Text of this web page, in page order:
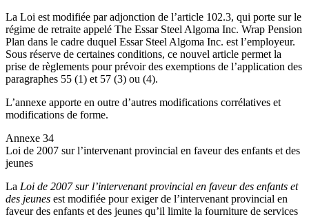
La Loi est modifiée par adjonction de l’article 102.3, qui porte sur le
régime de retraite appelé The Essar Steel Algoma Inc. Wrap Pension
Plan dans le cadre duquel Essar Steel Algoma Inc. est l’employeur.
Sous réserve de certaines conditions, ce nouvel article permet la
prise de règlements pour prévoir des exemptions de l’application des
paragraphes 55 (1) et 57 (3) ou (4).
L’annexe apporte en outre d’autres modifications corrélatives et
modifications de forme.
Annexe 34
Loi de 2007 sur l’intervenant provincial en faveur des enfants et des
jeunes
La Loi de 2007 sur l’intervenant provincial en faveur des enfants et
des jeunes est modifiée pour exiger de l’intervenant provincial en
faveur des enfants et des jeunes qu’il limite la fourniture de services